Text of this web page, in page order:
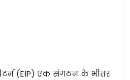
(EIP) एक संगठन के भीतर